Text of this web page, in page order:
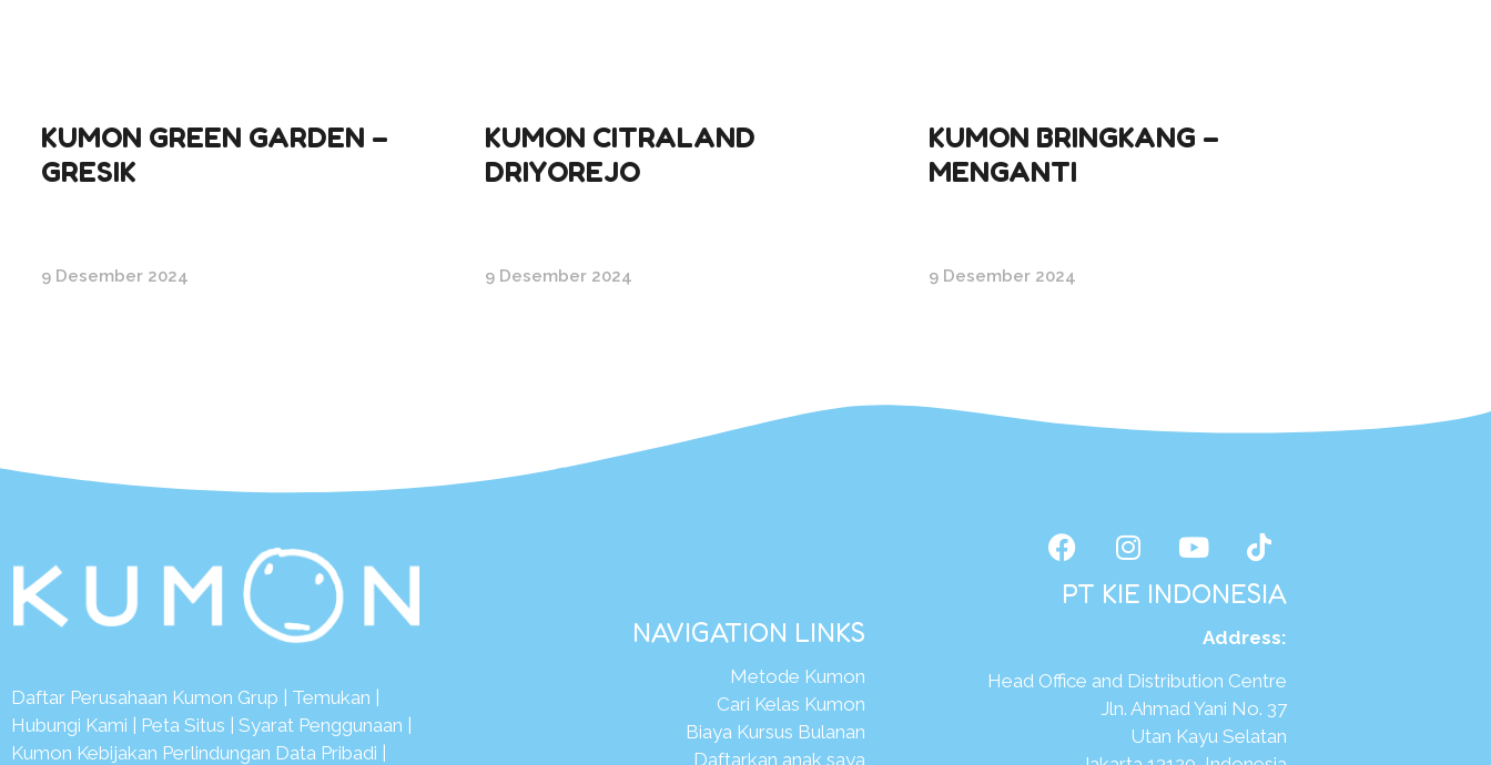
KUMON GREEN GARDEN –
GRESIK
9 Desember 2024
KUMON CITRALAND
DRIYOREJO
9 Desember 2024
KUMON BRINGKANG –
MENGANTI
9 Desember 2024
Daftar Perusahaan Kumon Grup Temukan
Hubungi Kami
Peta Situs Syarat Penggunaan
Kumon Kebijakan Perlindungan Data Pribadi
NAVIGATION LINKS
Metode Kumon
Cari Kelas Kumon
Biaya Kursus Bulanan
Daftarkan anak saya
PT KIE INDONESIA
Address:
Head Office and Distribution Centre
Jln. Ahmad Yani No. 37
Utan Kayu Selatan